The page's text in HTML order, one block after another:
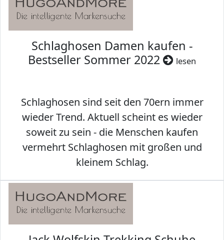
Schlaghosen Damen kaufen -
Bestseller Sommer 2022
lesen
Schlaghosen sind seit den 70ern immer
wieder Trend. Aktuell scheint es wieder
soweit zu sein - die Menschen kaufen
vermehrt Schlaghosen mit großen und
kleinem Schlag.